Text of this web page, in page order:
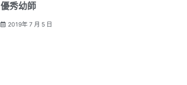
優秀幼師
2019年 7 月 5 日